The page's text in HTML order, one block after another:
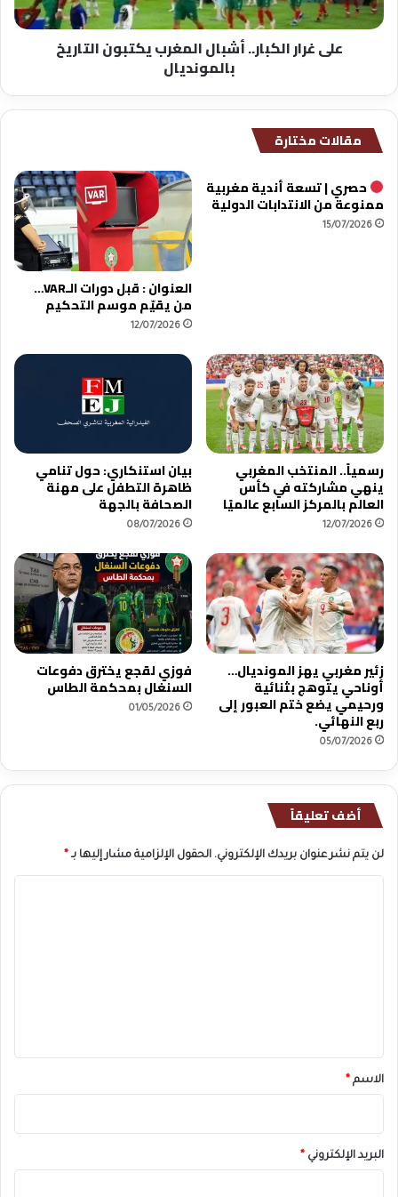
بالمونديال
على غرار الكبار.. أشبال المغرب يكتبون التاريخ
بالمونديال
مقالات مختارة
حصري | تسعة أندية مغربية
ممنوعة من الانتدابات الدولية
15/07/2026
العنوان : قبل دورات الـVAR…
من يقيّم موسم التحكيم
12/07/2026
رسمياً.. المنتخب المغربي
ينهي مشاركته في كأس
العالم بالمركز السابع عالميًا
12/07/2026
بيان استنكاري: حول تنامي
ظاهرة التطفل على مهنة
الصحافة بالجهة
08/07/2026
زئير مغربي يهز المونديال…
أوناحي يتوهج بثنائية
ورحيمي يضع ختم العبور إلى
ربع النهائي.
05/07/2026
فوزي لقجع يخترق دفوعات
السنغال بمحكمة الطاس
01/05/2026
أضف تعليقاً
لن يتم نشر عنوان بريدك الإلكتروني. الحقول الإلزامية مشار إليها بـ *
*
الاسم *
البريد الإلكتروني *